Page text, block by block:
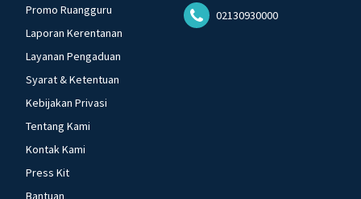
Promo Ruangguru
Laporan Kerentanan
Layanan Pengaduan
Syarat & Ketentuan
Kebijakan Privasi
Tentang Kami
Kontak Kami
Press Kit
Bantuan
02130930000